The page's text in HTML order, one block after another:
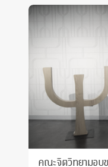
คณะจิตวิทยามอบข